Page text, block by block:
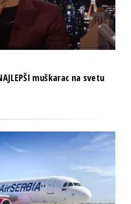
muškarac na svetu